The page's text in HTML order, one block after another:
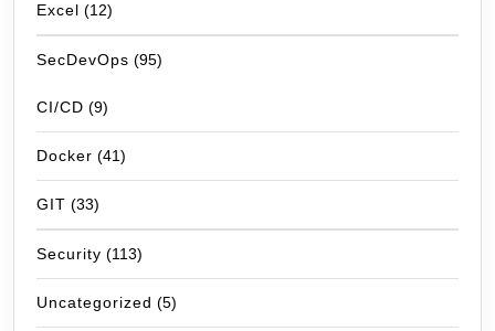
Excel (12)
SecDevOps (95)
CI/CD (9)
Docker (41)
GIT (33)
Security (113)
Uncategorized (5)